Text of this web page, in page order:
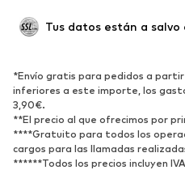
Reciclado
ZAPATOS
Nuevo
Zapatillas de deporte
Zapatos de tacón y plataforma
Tus datos están a
*Envío gratis para pedidos a
inferiores a este importe, los
3,90€.
**El precio al que ofrecimos por
****Gratuito para todos los
cargos para las llamadas
******Todos los precios incluyen